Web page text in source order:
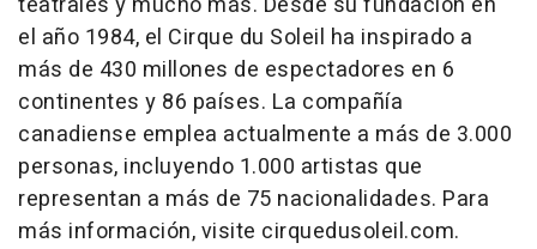
el año 1984, el Cirque du Soleil ha inspirado a
más de 430 millones de espectadores en 6
continentes y 86 países. La compañía
canadiense emplea actualmente a más de 3.000
personas, incluyendo 1.000 artistas que
representan a más de 75 nacionalidades. Para
más información, visite cirquedusoleil.com.